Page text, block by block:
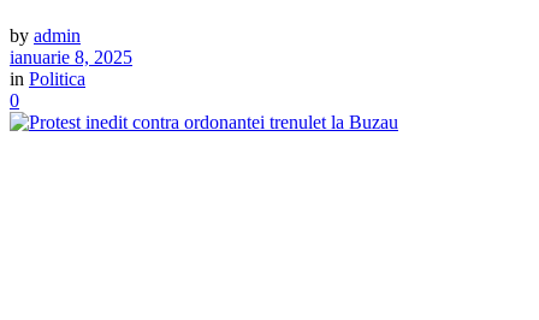
by admin
ianuarie 8, 2025
in Politica
0